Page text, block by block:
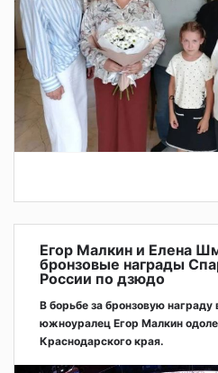
Егор Малкин и Елена
бронзовые награды
России по дзюдо
В борьбе за бронзовую награду
южноуралец Егор Малкин
Краснодарского края.